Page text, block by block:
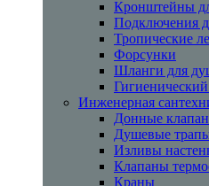
Кронштейны
Подключения
Тропические
Форсунки
Шланги для
Инженерная
Донные
Душевые
Изливы
Клапаны
Краны